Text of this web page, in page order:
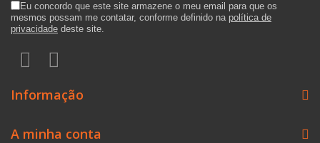
Eu concordo que este site armazene o meu email para que os
mesmos possam me contatar, conforme definido na política de
privacidade deste site.
Informação
A minha conta